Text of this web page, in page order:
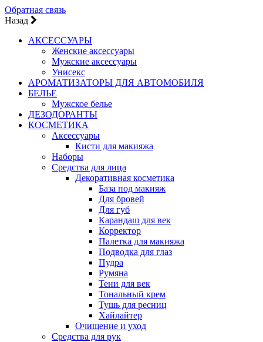
Обратная связь
Назад
АКСЕССУАРЫ
Женские аксессуары
Мужские аксессуары
Унисекс
АРОМАТИЗАТОРЫ ДЛЯ АВТОМОБИЛЯ
БЕЛЬЕ
Мужское белье
ДЕЗОДОРАНТЫ
КОСМЕТИКА
Аксессуары
Кисти для макияжа
Наборы
Средства для лица
Декоративная косметика
База под макияж
Для бровей
Для губ
Карандаш для век
Корректор
Палетка для макияжа
Подводка для глаз
Пудра
Румяна
Тени для век
Тональный крем
Тушь для ресниц
Хайлайтер
Очищение и уход
Средства для рук